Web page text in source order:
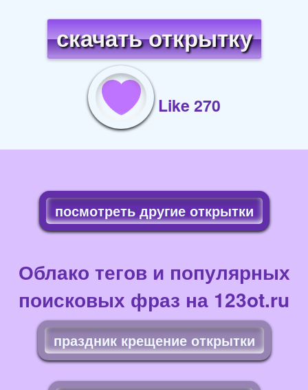
скачать открытку
Like 270
посмотреть другие открытки
Облако тегов и популярных
поисковых фраз на 123ot.ru
праздник крещение открытки